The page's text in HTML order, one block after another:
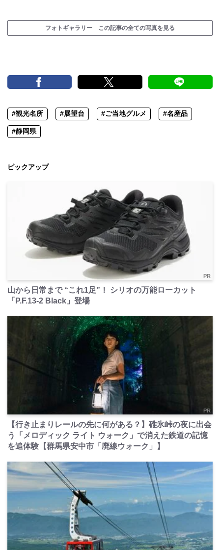
フォトギャラリー この記事の全ての写真を見る
#観光名所 #展望台 #ご当地グルメ #名産品
#静岡県
ピックアップ
PR
山から日常まで “これ1足”！ シリオの万能ローカット
「P.F.13-2 Black」登場
PR
【行き止まりレールの先に何がある？】碓氷峠の夜に出会
う「メロディック ライト ウォーク」で消えた鉄道の記憶
を追体験【群馬県安中市「廃線ウォーク」】